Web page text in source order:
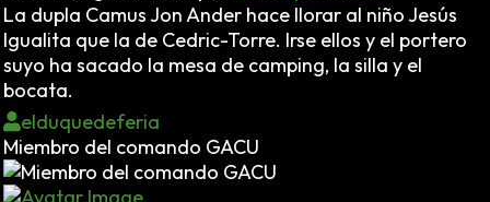
La dupla Camus Jon Ander hace llorar al niño Jesús
Igualita que la de Cedric-Torre. Irse ellos y el portero
suyo ha sacado la mesa de camping, la silla y el
bocata.
elduquedeferia
Miembro del comando GACU